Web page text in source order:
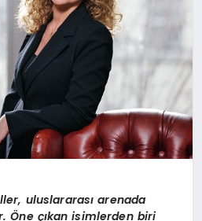
uluslararası arenada
Öne çıkan isimlerden biri